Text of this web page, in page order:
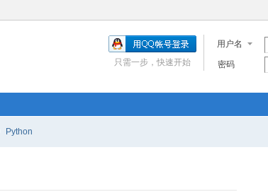
用户名
密码
只需一步，快速开始
Python